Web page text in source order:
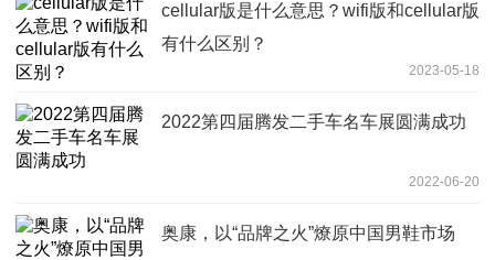
cellular版是什么意思？wifi版和cellular版
有什么区别？
2023-05-18
2022第四届腾发二手车名车展圆满成功
2022-06-20
奥康，以“品牌之火”燎原中国男鞋市场